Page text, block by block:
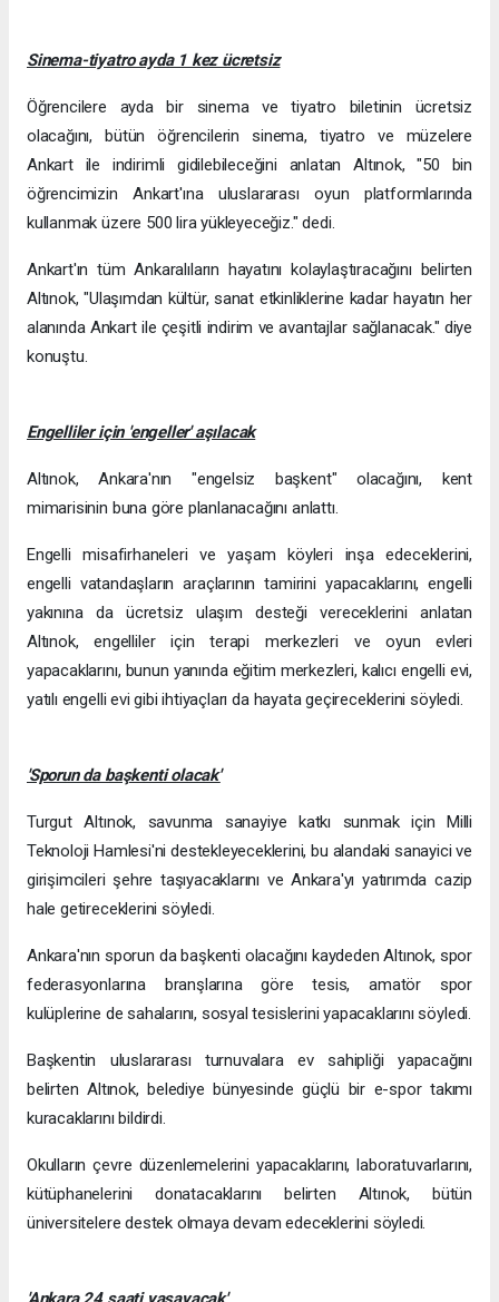
Sinema-tiyatro ayda 1 kez ücretsiz
Öğrencilere ayda bir sinema ve tiyatro biletinin ücretsiz
olacağını, bütün öğrencilerin sinema, tiyatro ve müzelere
Ankart ile indirimli gidilebileceğini anlatan Altınok, "50 bin
öğrencimizin Ankart'ına uluslararası oyun platformlarında
kullanmak üzere 500 lira yükleyeceğiz." dedi.
Ankart'ın tüm Ankaralıların hayatını kolaylaştıracağını belirten
Altınok, "Ulaşımdan kültür, sanat etkinliklerine kadar hayatın her
alanında Ankart ile çeşitli indirim ve avantajlar sağlanacak." diye
konuştu.
Engelliler için 'engeller' aşılacak
Altınok, Ankara'nın "engelsiz başkent" olacağını, kent
mimarisinin buna göre planlanacağını anlattı.
Engelli misafirhaneleri ve yaşam köyleri inşa edeceklerini,
engelli vatandaşların araçlarının tamirini yapacaklarını, engelli
yakınına da ücretsiz ulaşım desteği vereceklerini anlatan
Altınok, engelliler için terapi merkezleri ve oyun evleri
yapacaklarını, bunun yanında eğitim merkezleri, kalıcı engelli evi,
yatılı engelli evi gibi ihtiyaçları da hayata geçireceklerini söyledi.
'Sporun da başkenti olacak'
Turgut Altınok, savunma sanayiye katkı sunmak için Milli
Teknoloji Hamlesi'ni destekleyeceklerini, bu alandaki sanayici ve
girişimcileri şehre taşıyacaklarını ve Ankara'yı yatırımda cazip
hale getireceklerini söyledi.
Ankara'nın sporun da başkenti olacağını kaydeden Altınok, spor
federasyonlarına branşlarına göre tesis, amatör spor
kulüplerine de sahalarını, sosyal tesislerini yapacaklarını söyledi.
Başkentin uluslararası turnuvalara ev sahipliği yapacağını
belirten Altınok, belediye bünyesinde güçlü bir e-spor takımı
kuracaklarını bildirdi.
Okulların çevre düzenlemelerini yapacaklarını, laboratuvarlarını,
kütüphanelerini donatacaklarını belirten Altınok, bütün
üniversitelere destek olmaya devam edeceklerini söyledi.